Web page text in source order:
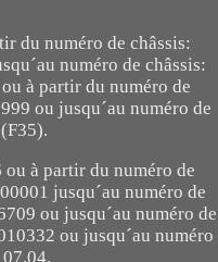
du numéro de châssis:
numéro de châssis:
à partir du numéro de
ou jusqu´au numéro de
à partir du numéro de
jusqu´au numéro de
ou jusqu´au numéro de
ou jusqu´au numéro